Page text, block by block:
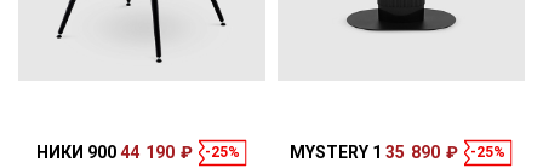
НИКИ 90044 190 ₽ -25% MYSTERY 1 35 890 ₽ -25%